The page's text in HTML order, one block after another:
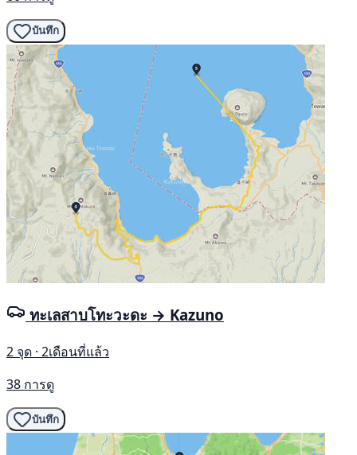
บันทึก
ทะเลสาบโทะวะดะ → Kazuno
2 จุด · 2เดือนที่แล้ว
38 การดู
บันทึก